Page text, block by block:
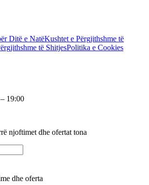
Ditë e NatëKushtet e Përgjithshme të
të ShitjesPolitika e Cookies
19:00
njoftimet dhe ofertat tona
dhe oferta